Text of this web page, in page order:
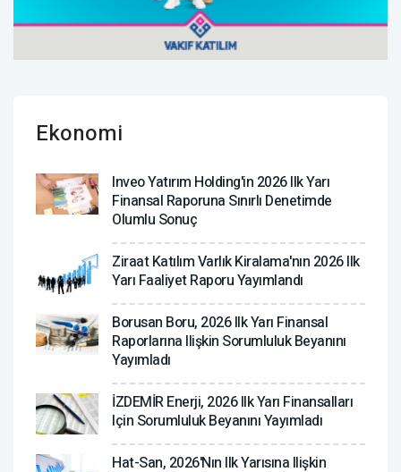
Ekonomi
Inveo Yatırım Holding'in 2026 Ilk Yarı
Finansal Raporuna Sınırlı Denetimde
Olumlu Sonuç
Ziraat Katılım Varlık Kiralama'nın 2026 Ilk
Yarı Faaliyet Raporu Yayımlandı
Borusan Boru, 2026 Ilk Yarı Finansal
Raporlarına Ilişkin Sorumluluk Beyanını
Yayımladı
İZDEMİR Enerji, 2026 Ilk Yarı Finansalları
Için Sorumluluk Beyanını Yayımladı
Hat-San, 2026'nın Ilk Yarısına Ilişkin